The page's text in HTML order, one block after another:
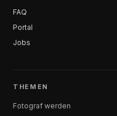
FAQ
Portal
Jobs
THEMEN
Fotograf werden